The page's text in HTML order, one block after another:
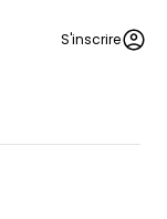
S'inscrire